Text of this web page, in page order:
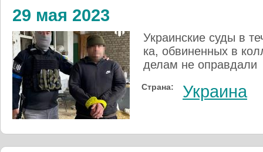
29 мая 2023
Украин­ские су­ды в
ка, об­ви­нен­ных в
де­лам не оп­рав­дали
Страна: Украина